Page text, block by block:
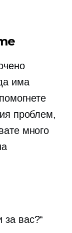
има
проблем,
много
вас?“